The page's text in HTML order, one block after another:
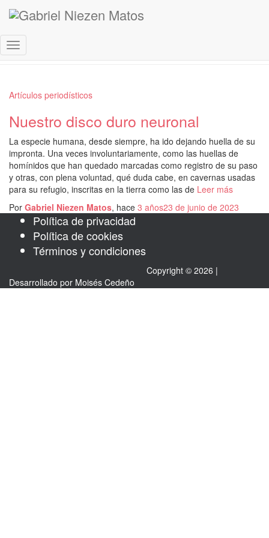
Cambiar
navegación
historia
Artículos periodísticos
Nuestro disco duro neuronal
La especie humana, desde siempre, ha ido dejando huella de su
impronta. Una veces involuntariamente, como las huellas de
homínidos que han quedado marcadas como registro de su paso
y otras, con plena voluntad, qué duda cabe, en cavernas usadas
para su refugio, inscritas en la tierra como las de Leer más
Por Gabriel Niezen Matos, hace 3 años23 de junio de 2023
Política de privacidad
Política de cookies
Términos y condiciones